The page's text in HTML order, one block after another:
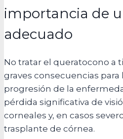
importancia de
adecuado
No tratar el queratocono a
graves consecuencias para
progresión de la
pérdida significativa de
corneales y, en casos
trasplante de córnea.